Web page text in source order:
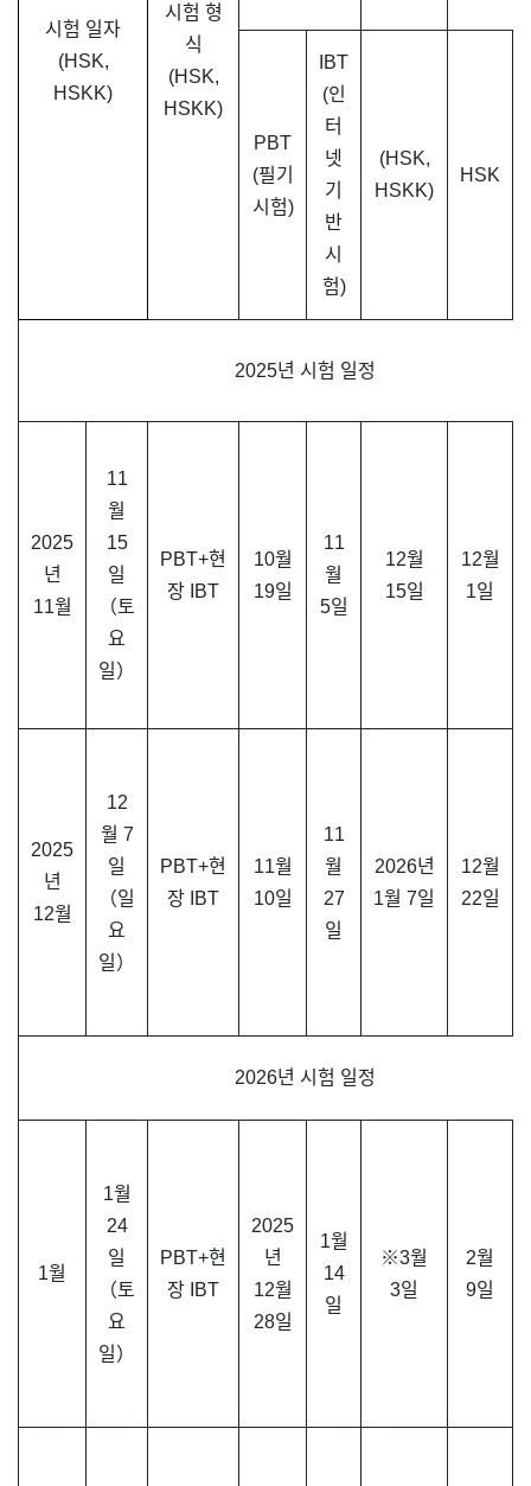
시험 일자
(HSK,
HSKK)
시험 형
식
(HSK,
HSKK)
PBT
(필기
시험)
IBT
(인
터
넷
기
반
시
험)
(HSK,
HSKK)
HSK
2025년 시험 일정
2025
년
11월
11
월
15
일
（토
요
일）
PBT+현
장 IBT
10월
19일
11
월
5일
12월
15일
12월
1일
2025
년
12월
12
월 7
일
（일
요
일）
PBT+현
장 IBT
11월
10일
11
월
27
일
2026년
1월 7일
12월
22일
2026년 시험 일정
1월
1월
24
일
（토
요
일）
PBT+현
장 IBT
2025
년
12월
28일
1월
14
일
※3월
3일
2월
9일